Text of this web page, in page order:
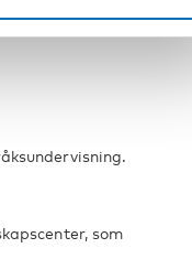
med funktionshinder
som